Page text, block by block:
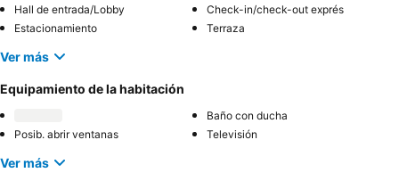
Hall de entrada/Lobby
Check-in/check-out exprés
Estacionamiento
Terraza
Ver más
Equipamiento de la habitación
Baño con ducha
Posib. abrir ventanas
Televisión
Ver más